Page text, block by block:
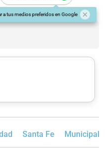
a tus medios preferidos en Google
Santa Fe